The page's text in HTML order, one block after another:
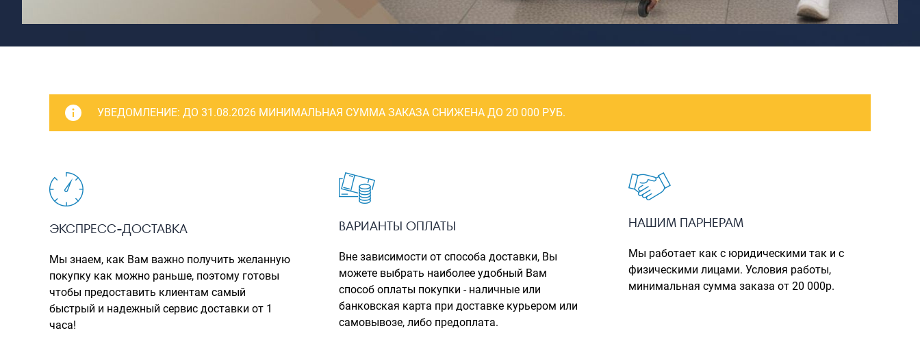
Сумки-рюкзаки на колёсах
Рюкзаки для охоты-рыбалки
Рюкзаки на колесах
ШОППЕРЫ
УВЕДОМЛЕНИЕ: ДО 31.08.2026 МИНИМАЛЬНАЯ СУММА ЗАКАЗА СНИЖЕНА ДО 20 000 РУБ.
ЭКСПРЕСС-ДОСТАВКА
Мы знаем, как Вам важно получить желанную
покупку как можно раньше, поэтому готовы
чтобы предоставить клиентам самый
быстрый и надежный сервис доставки от 1
часа!
ВАРИАНТЫ ОПЛАТЫ
Вне зависимости от способа доставки, Вы
можете выбрать наиболее удобный Вам
способ оплаты покупки - наличные или
банковская карта при доставке курьером или
самовывозе, либо предоплата.
НАШИМ ПАРНЕРАМ
Мы работает как с юридическими так и с
физическими лицами. Условия работы,
минимальная сумма заказа от 20 000р.